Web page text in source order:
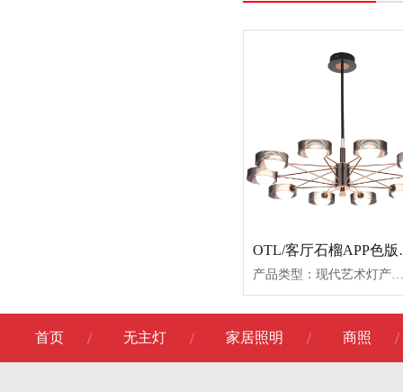
OTL/客
产品类型：现代艺术灯产品型号：81089-681089-881089-1081089-5餐吊产品尺寸：Φ720*150Φ890*150Φ970*150950*150*180产品功率：48W*272W*296W*248W*2产品材质：铝材+亚克力+铁艺产品颜色：黑+金
首页 无主灯 家居照明 商照